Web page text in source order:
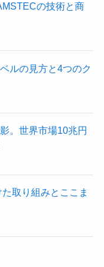
の技術と商
ルの見方と4つのク
。世界市場10兆円
取り組みとここま